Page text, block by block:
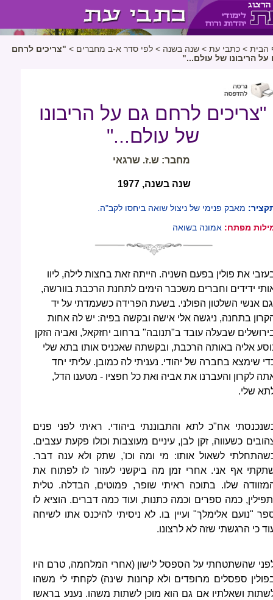
הבית > כתבי עת > שנה בשנה > לפי סדר א-ב מחברים > "צריכים לרחם
על הריבונו של עולם..."
"צריכים לרחם גם על הריבונו
של עולם..."
מחבר: ש.ז. שרגאי
שנה בשנה, 1977
מאבק פנימי של ניצול שואה ביחסו לקב"ה.
מפתח: אמונה בשואה
את פולין בפעם השניה. הייתה זאת בחצות לילה, ליוו
ידידים וחברים משכבר הימים לתחנת הרכבת בוורשה,
אנשי השלטון הפולני. בשעת הפרידה כשעמדתי על יד
בתחנה, ניגשה אלי אישה ובקשה בפיה: יש לה אחות
שבעלה עובד ב"תנובה" ברחוב יחזקאל, ואביה הזקן
אליה באותה הרכבת, ובקשתה שאכניס אותו בתא שלי
שימצא בחברה של יהודי. נעניתי לה כמובן. עליתי יחד
לקרון והעברנו את אביה ואת כל חפציו - מטענו הדל,
שלי.
אח"כ לתא והתבוננתי ביהודי. ראיתי לפני פנים
כשעווה, זקן לבן, עיניים מעוצבות וכולו פקעת עצבים.
לשאול אותו: מי ומה וכו', שתק ולא ענה דבר.
אף אני. אחרי זמן מה ביקשני לעזור לו לפתוח את
שלו. בתוכה ראיתי שופר, פמוטים, הבדלה. טלית
כמה ספרים וכמה כתנות, ועוד כמה דברים. הוציא לו
"נועם אלימלך" ועיין בו. לא ניסיתי להיכנס אתו לשיחה
כי הרגשתי שזה לא לרצונו.
שהשתטחתי על הספסל לישון (אחרי המלחמה, טרם היו
ספסלים מרופדים ולא קרונות שינה) לקחתי לי משהו
ושאלתיו אם גם הוא מוכן לשתות משהו. נענע בראשו